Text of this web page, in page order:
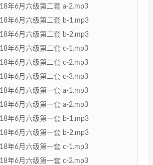
年6月六级第二套 a-2.mp3
年6月六级第二套 b-1.mp3
年6月六级第二套 b-2.mp3
年6月六级第二套 c-1.mp3
年6月六级第二套 c-2.mp3
年6月六级第二套 c-3.mp3
年6月六级第一套 a-1.mp3
年6月六级第一套 a-2.mp3
年6月六级第一套 b-1.mp3
年6月六级第一套 b-2.mp3
年6月六级第一套 c-1.mp3
年6月六级第一套 c-2.mp3